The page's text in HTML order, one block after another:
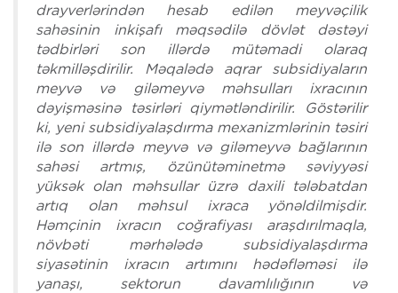
drayverlərindən hesab edilən meyvəçilik
sahəsinin inkişafı məqsədilə dövlət dəstəyi
tədbirləri son illərdə mütəmadi olaraq
təkmilləşdirilir. Məqalədə aqrar subsidiyaların
meyvə və giləmeyvə məhsulları ixracının
dəyişməsinə təsirləri qiymətləndirilir. Göstərilir
ki, yeni subsidiyalaşdırma mexanizmlərinin təsiri
ilə son illərdə meyvə və giləmeyvə bağlarının
sahəsi artmış, özünütəminetmə səviyyəsi
yüksək olan məhsullar üzrə daxili tələbatdan
artıq olan məhsul ixraca yönəldilmişdir.
Həmçinin ixracın coğrafiyası araşdırılmaqla,
növbəti mərhələdə subsidiyalaşdırma
siyasətinin ixracın artımını hədəfləməsi ilə
yanaşı, sektorun davamlılığının və